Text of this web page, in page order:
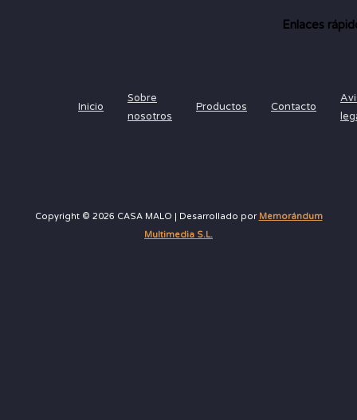
Enlaces
Inicio
Sobre
nosotros
Productos Contacto
Copyright © 2026 CASA MALO | Desarrollado por Memorándum
Multimedia S.L.